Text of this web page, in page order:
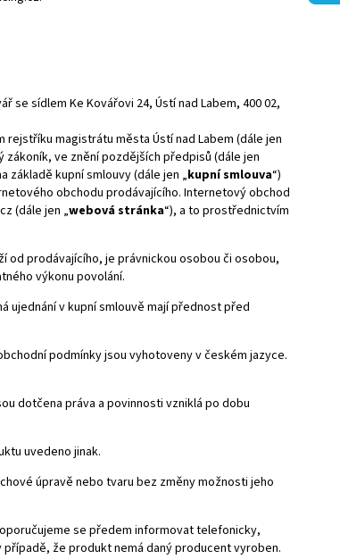
se sídlem Ke Kovářovi 24, Ústí nad Labem, 400 02,
magistrátu města Ústí nad Labem (dále jen
zákoník, ve znění pozdějších předpisů (dále jen
základě kupní smlouvy (dále jen „kupní smlouva“)
obchodu prodávajícího. Internetový obchod
(dále jen „webová stránka“), a to prostřednictvím
od prodávajícího, je právnickou osobou či osobou,
výkonu povolání.
ujednání v kupní smlouvě mají přednost před
podmínky jsou vyhotoveny v českém jazyce.
dotčena práva a povinnosti vzniklá po dobu
uvedeno jinak.
úpravě nebo tvaru bez změny možnosti jeho
se předem informovat telefonicky,
že produkt nemá daný producent vyroben.